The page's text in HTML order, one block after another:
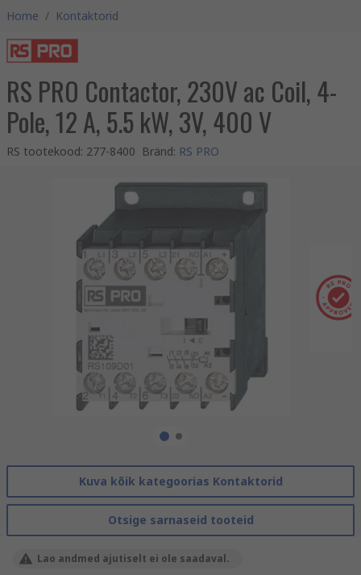
Home / Kontaktorid
RS PRO Contactor, 230V ac Coil, 4-
Pole, 12 A, 5.5 kW, 3V, 400 V
RS tootekood: 277-8400 Bränd: RS PRO
Kuva kõik kategoorias Kontaktorid
Otsige sarnaseid tooteid
Lao andmed ajutiselt ei ole saadaval.